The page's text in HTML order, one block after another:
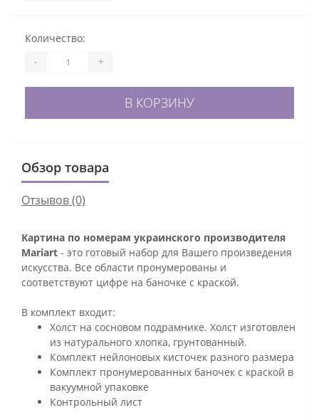
Количество:
- +
В КОРЗИНУ
Обзор товара
Отзывов (0)
Картина по номерам украинского производителя
Mariart - это готовый набор для Вашего произведения
искусства. Все области пронумерованы и
соответствуют цифре на баночке с краской.
В комплект входит:
Холст на сосновом подрамнике. Холст изготовлен
из натурального хлопка, грунтованный.
Комплект нейлоновых кисточек разного размера
Комплект пронумерованных баночек с краской в
вакуумной упаковке
Контрольный лист